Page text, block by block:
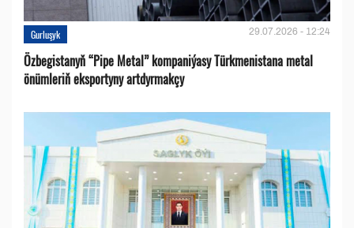
Gurluşyk 29.07.2026 - 12:24
Özbegistanyň “Pipe Metal” kompaniýasy Türkmenistana metal
önümleriň eksportyny artdyrmakçy